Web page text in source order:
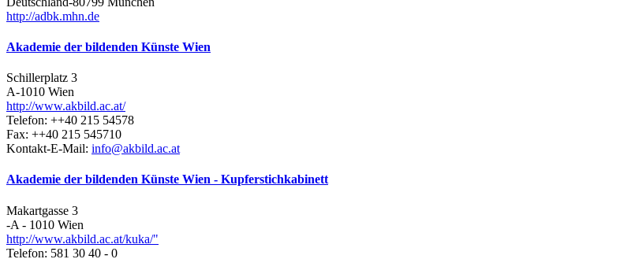
http://adbk.mhn.de
Akademie der bildenden Künste Wien
Schillerplatz 3
A-1010 Wien
http://www.akbild.ac.at/
Telefon: ++40 215 54578
Fax: ++40 215 545710
Kontakt-E-Mail: info@akbild.ac.at
Akademie der bildenden Künste Wien - Kupferstichkabinett
Makartgasse 3
-A - 1010 Wien
http://www.akbild.ac.at/kuka/"
Telefon: 581 30 40 - 0